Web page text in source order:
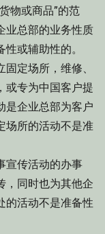
物或商品”的范
业总部的业务性质
或辅助性的。
定场所，维修、
或专为中国客户提
是企业总部为客户
场所的活动不是准
传活动的办事
，同时也为其他企
的活动不是准备性